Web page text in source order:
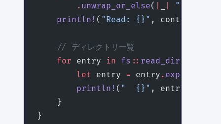
        .
unwrap_or_else(
"File not
    println!
( "Read: {}" , content);
    // ディレクトリ一覧
    for
entry in fs :: read_dir
        let
entry = entry . expect
        println!
( "  {}" , entry
    }
}